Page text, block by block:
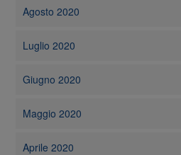
Agosto 2020
Luglio 2020
Giugno 2020
Maggio 2020
Aprile 2020